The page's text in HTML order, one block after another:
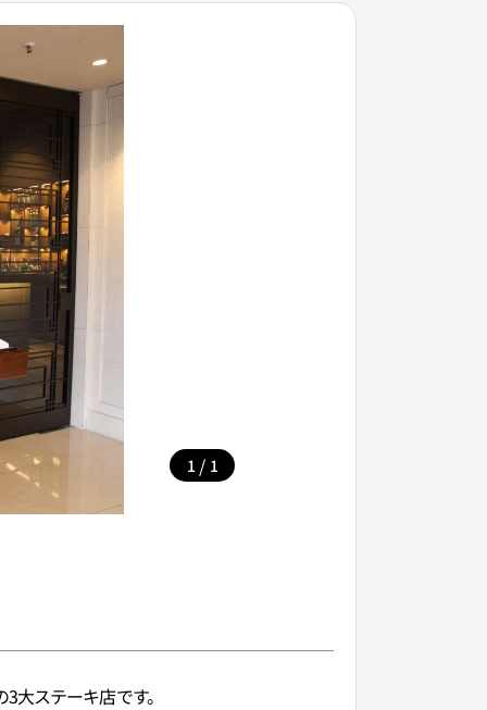
1 / 1
大ステーキ店です。